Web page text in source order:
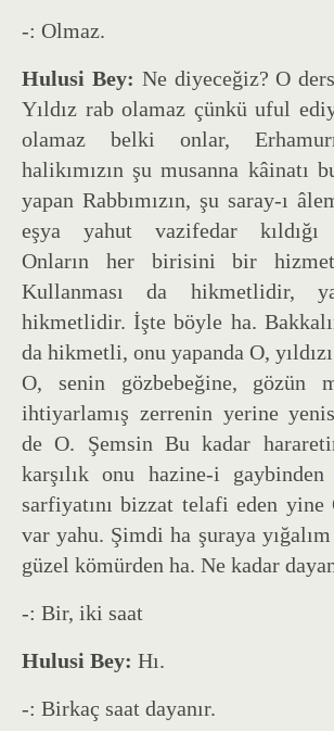
-: Olmaz.
Hulusi Bey: Ne diyeceğiz? O
Yıldız rab olamaz çünkü uful
olamaz belki onlar,
halikımızın şu musanna kâinatı
yapan Rabbımızın, şu saray-ı
eşya yahut vazifedar kıldığı
Onların her birisini bir
Kullanması da hikmetlidir,
hikmetlidir. İşte böyle ha.
da hikmetli, onu yapanda O,
O, senin gözbebeğine, gözün
ihtiyarlamış zerrenin yerine
de O. Şemsin Bu kadar
karşılık onu hazine-i
sarfiyatını bizzat telafi eden
var yahu. Şimdi ha şuraya
güzel kömürden ha. Ne kadar
-: Bir, iki saat
Hulusi Bey: Hı.
-: Birkaç saat dayanır.